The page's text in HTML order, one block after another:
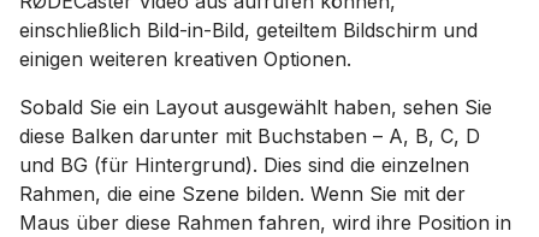
einschließlich Bild-in-Bild, geteiltem Bildschirm und
einigen weiteren kreativen Optionen.
Sobald Sie ein Layout ausgewählt haben, sehen Sie
diese Balken darunter mit Buchstaben – A, B, C, D
und BG (für Hintergrund). Dies sind die einzelnen
Rahmen, die eine Szene bilden. Wenn Sie mit der
Maus über diese Rahmen fahren, wird ihre Position in